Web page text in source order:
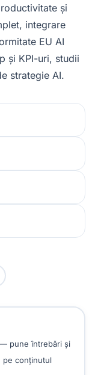
și
integrare
EU AI
și KPI-uri, studii
strategie AI.
pune întrebări și
pe conținutul